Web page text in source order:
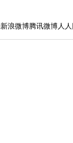
新浪微博腾讯微博人